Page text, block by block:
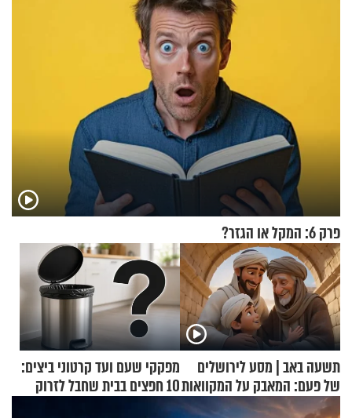
פרק 6: המקל או הגזר?
תשעה באב | מסע לירושלים
של פעם: המאבק על המקוואות
מפקקי שעם ועד קרטוני ביצים:
10 חפצים בבית שחבל לזרוק
לפח